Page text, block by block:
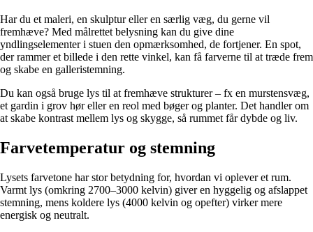
Har du et maleri, en skulptur eller en særlig væg, du gerne vil
fremhæve? Med målrettet belysning kan du give dine
yndlingselementer i stuen den opmærksomhed, de fortjener. En spot,
der rammer et billede i den rette vinkel, kan få farverne til at træde frem
og skabe en galleristemning.
Du kan også bruge lys til at fremhæve strukturer – fx en murstensvæg,
et gardin i grov hør eller en reol med bøger og planter. Det handler om
at skabe kontrast mellem lys og skygge, så rummet får dybde og liv.
Farvetemperatur og stemning
Lysets farvetone har stor betydning for, hvordan vi oplever et rum.
Varmt lys (omkring 2700–3000 kelvin) giver en hyggelig og afslappet
stemning, mens koldere lys (4000 kelvin og opefter) virker mere
energisk og neutralt.